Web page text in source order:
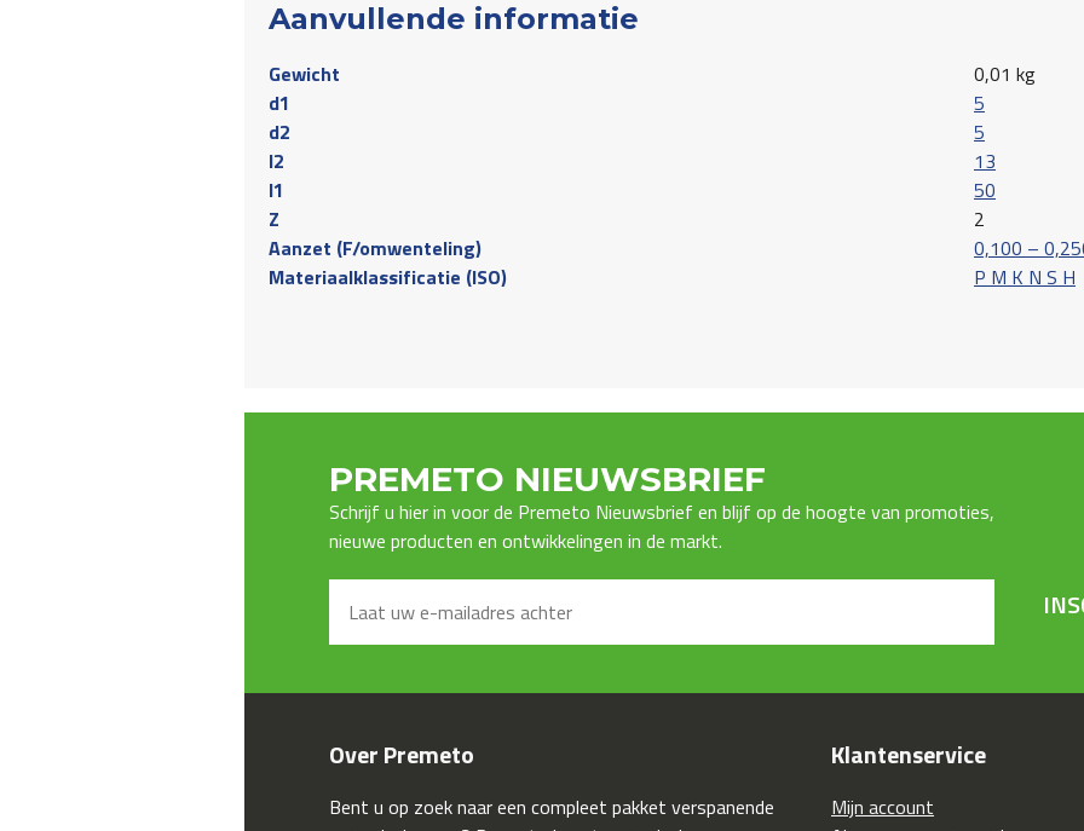
Aanvullende informatie
Gewicht
0,01 kg
d1
5
d2
5
l2
13
l1
50
Z
2
Aanzet (F/omwenteling)
0,100 –
Materiaalklassificatie (ISO)
P M K N S H
PREMETO NIEUWSBRIEF
Schrijf u hier in voor de Premeto Nieuwsbrief en blijf op de hoogte van promoties,
nieuwe producten en ontwikkelingen in de markt.
Over Premeto
Bent u op zoek naar een compleet pakket verspanende
Klantenservice
Mijn account